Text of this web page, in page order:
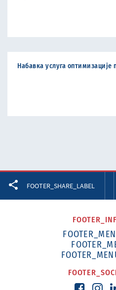
Набавка услуга
FOOTER_SHARE_LABEL